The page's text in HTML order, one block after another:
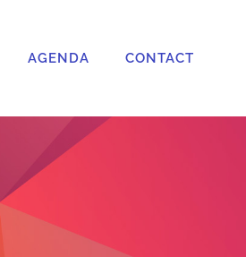
AGENDA CONTACT